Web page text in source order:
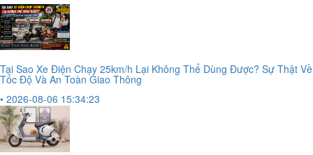
Tại Sao Xe Điện Chạy 25km/h Lại Không Thể Dùng Được? Sự Thật Về
Tốc Độ Và An Toàn Giao Thông
• 2026-08-06 15:34:23